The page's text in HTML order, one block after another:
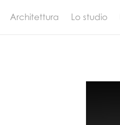
Architettura Lo studio